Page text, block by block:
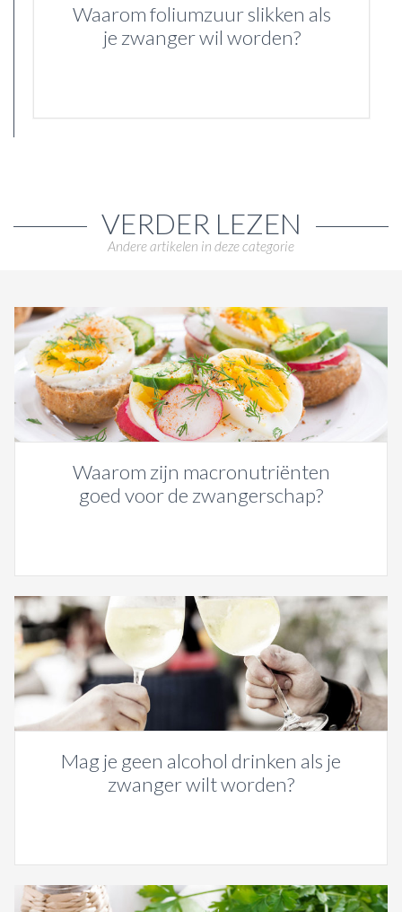
Waarom foliumzuur slikken als
je zwanger wil worden?
VERDER LEZEN
Andere artikelen in deze categorie
Waarom zijn macronutriënten
goed voor de zwangerschap?
Mag je geen alcohol drinken als je
zwanger wilt worden?